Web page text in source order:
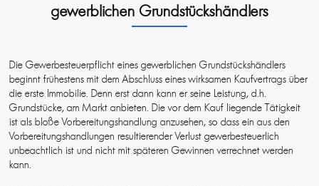
gewerblichen Grundstückshändlers
Die Gewerbesteuerpflicht eines gewerblichen Grundstückshändlers
beginnt frühestens mit dem Abschluss eines wirksamen Kaufvertrags über
die erste Immobilie. Denn erst dann kann er seine Leistung, d.h.
Grundstücke, am Markt anbieten. Die vor dem Kauf liegende Tätigkeit
ist als bloße Vorbereitungshandlung anzusehen, so dass ein aus den
Vorbereitungshandlungen resultierender Verlust gewerbesteuerlich
unbeachtlich ist und nicht mit späteren Gewinnen verrechnet werden
kann.